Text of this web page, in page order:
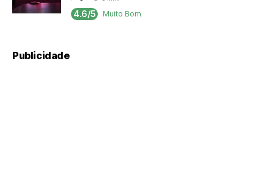
4.6/5 Muito Bom
Publicidade